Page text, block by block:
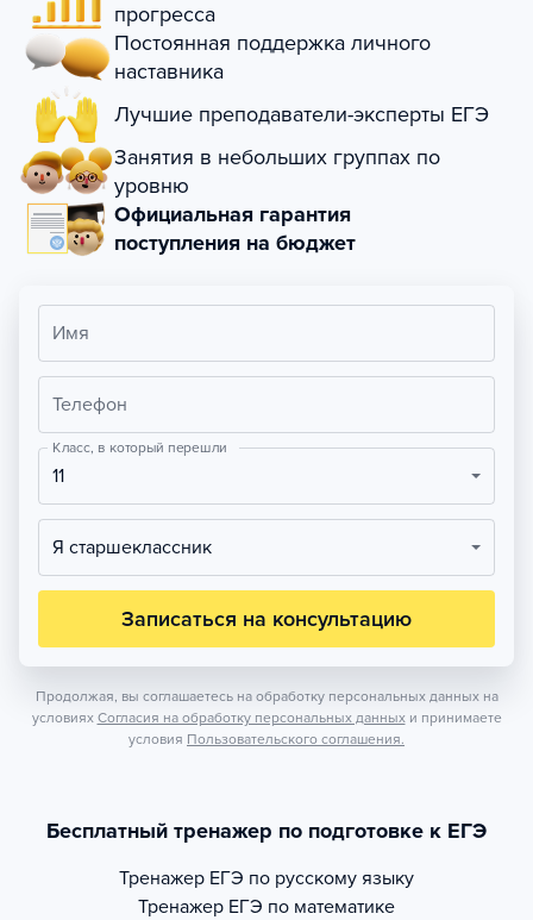
прогресса
Постоянная поддержка личного
наставника
Лучшие преподаватели-эксперты ЕГЭ
Занятия в небольших группах по
уровню
Официальная гарантия
поступления на бюджет
Имя
Телефон
Класс, в который перешли
11
Я старшеклассник
Записаться на консультацию
Продолжая, вы соглашаетесь на обработку персональных данных на
условиях Согласия на обработку персональных данных и принимаете
условия Пользовательского соглашения.
Бесплатный тренажер по подготовке к ЕГЭ
Тренажер ЕГЭ по русскому языку
Тренажер ЕГЭ по математике